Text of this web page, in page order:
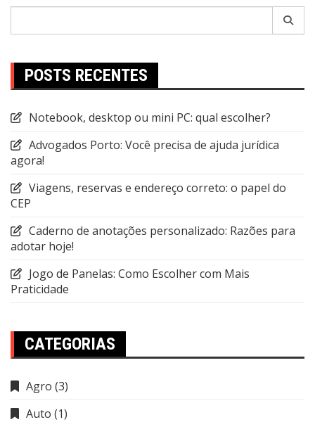
POSTS RECENTES
Notebook, desktop ou mini PC: qual escolher?
Advogados Porto: Você precisa de ajuda jurídica
agora!
Viagens, reservas e endereço correto: o papel do
CEP
Caderno de anotações personalizado: Razões para
adotar hoje!
Jogo de Panelas: Como Escolher com Mais
Praticidade
CATEGORIAS
Agro (3)
Auto (1)